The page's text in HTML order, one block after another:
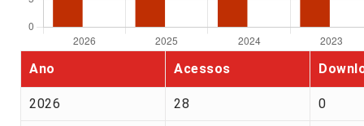
Ano Acessos
2026 28 0